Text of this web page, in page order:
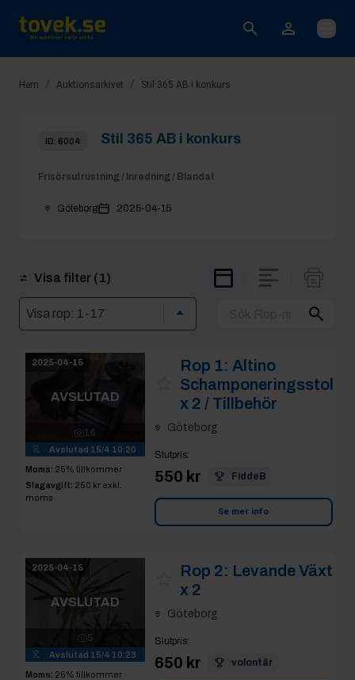
Öppna
Hem / Auktionsarkivet / Stil 365 AB i konkurs
ID: 6004 Stil 365 AB i konkurs
Frisörsutrustning / Inredning / Blandat
Göteborg 2025-04-15
Visa filter (1)
2025-04-15
AVSLUTAD
16
Avslutad 15/4 10:20
Moms: 25% tillkommer
Slagavgift: 250 kr exkl.
moms
Rop 1: Altino
Schamponeringsstol
x 2 / Tillbehör
Göteborg
Slutpris:
550 kr FiddeB
Se mer info
2025-04-15
AVSLUTAD
5
Avslutad 15/4 10:23
Moms: 25% tillkommer
Rop 2: Levande Växt
x 2
Göteborg
Slutpris:
650 kr volontär